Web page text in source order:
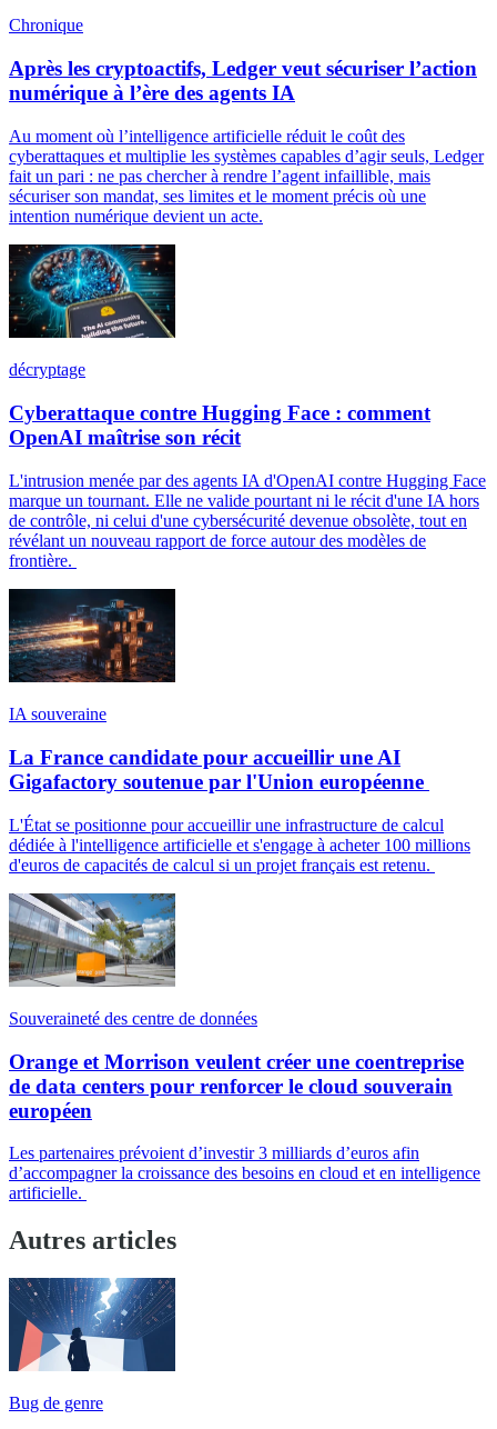
Chronique
Après les cryptoactifs, Ledger veut sécuriser l’action
numérique à l’ère des agents IA
Au moment où l’intelligence artificielle réduit le coût des
cyberattaques et multiplie les systèmes capables d’agir seuls, Ledger
fait un pari : ne pas chercher à rendre l’agent infaillible, mais
sécuriser son mandat, ses limites et le moment précis où une
intention numérique devient un acte.
décryptage
Cyberattaque contre Hugging Face : comment
OpenAI maîtrise son récit
L'intrusion menée par des agents IA d'OpenAI contre Hugging Face
marque un tournant. Elle ne valide pourtant ni le récit d'une IA hors
de contrôle, ni celui d'une cybersécurité devenue obsolète, tout en
révélant un nouveau rapport de force autour des modèles de
frontière.
IA souveraine
La France candidate pour accueillir une AI
Gigafactory soutenue par l'Union européenne
L'État se positionne pour accueillir une infrastructure de calcul
dédiée à l'intelligence artificielle et s'engage à acheter 100 millions
d'euros de capacités de calcul si un projet français est retenu.
Souveraineté des centre de données
Orange et Morrison veulent créer une coentreprise
de data centers pour renforcer le cloud souverain
européen
Les partenaires prévoient d’investir 3 milliards d’euros afin
d’accompagner la croissance des besoins en cloud et en intelligence
artificielle.
Autres articles
Bug de genre